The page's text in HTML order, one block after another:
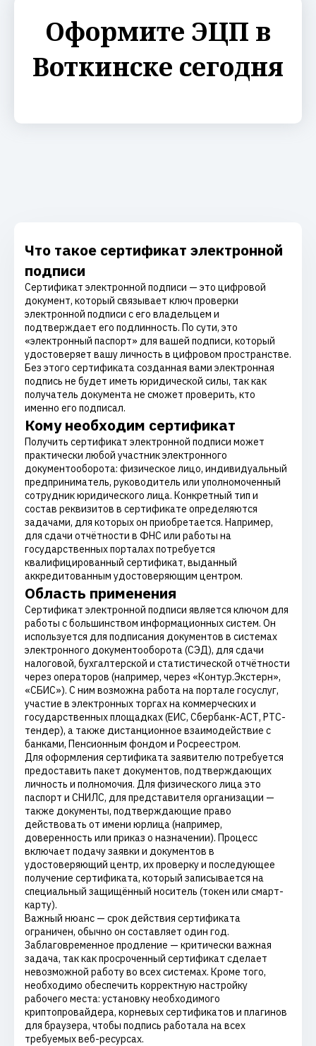
Оформите ЭЦП в
Воткинске сегодня
Что такое сертификат электронной
подписи
Сертификат электронной подписи — это цифровой
документ, который связывает ключ проверки
электронной подписи с его владельцем и
подтверждает его подлинность. По сути, это
«электронный паспорт» для вашей подписи, который
удостоверяет вашу личность в цифровом пространстве.
Без этого сертификата созданная вами электронная
подпись не будет иметь юридической силы, так как
получатель документа не сможет проверить, кто
именно его подписал.
Кому необходим сертификат
Получить сертификат электронной подписи может
практически любой участник электронного
документооборота: физическое лицо, индивидуальный
предприниматель, руководитель или уполномоченный
сотрудник юридического лица. Конкретный тип и
состав реквизитов в сертификате определяются
задачами, для которых он приобретается. Например,
для сдачи отчётности в ФНС или работы на
государственных порталах потребуется
квалифицированный сертификат, выданный
аккредитованным удостоверяющим центром.
Область применения
Сертификат электронной подписи является ключом для
работы с большинством информационных систем. Он
используется для подписания документов в системах
электронного документооборота (СЭД), для сдачи
налоговой, бухгалтерской и статистической отчётности
через операторов (например, через «Контур.Экстерн»,
«СБИС»). С ним возможна работа на портале госуслуг,
участие в электронных торгах на коммерческих и
государственных площадках (ЕИС, Сбербанк-АСТ, РТС-
тендер), а также дистанционное взаимодействие с
банками, Пенсионным фондом и Росреестром.
Для оформления сертификата заявителю потребуется
предоставить пакет документов, подтверждающих
личность и полномочия. Для физического лица это
паспорт и СНИЛС, для представителя организации —
также документы, подтверждающие право
действовать от имени юрлица (например,
доверенность или приказ о назначении). Процесс
включает подачу заявки и документов в
удостоверяющий центр, их проверку и последующее
получение сертификата, который записывается на
специальный защищённый носитель (токен или смарт-
карту).
Важный нюанс — срок действия сертификата
ограничен, обычно он составляет один год.
Заблаговременное продление — критически важная
задача, так как просроченный сертификат сделает
невозможной работу во всех системах. Кроме того,
необходимо обеспечить корректную настройку
рабочего места: установку необходимого
криптопровайдера, корневых сертификатов и плагинов
для браузера, чтобы подпись работала на всех
требуемых веб-ресурсах.